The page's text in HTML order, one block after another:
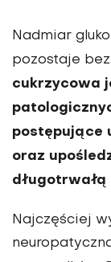
Nadmiar
pozostaje bez
cukrzycowa
postępujące
oraz
Najczęściej